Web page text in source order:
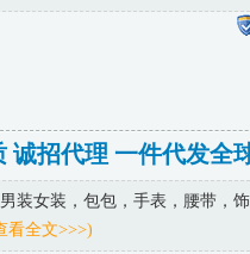
诚招代理 一件代发全
装女装，包包，手表，腰带，
看全文>>>)